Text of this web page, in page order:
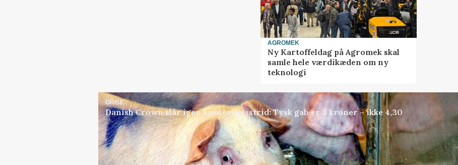
AGROMEK
Ny Kartoffeldag på Agromek skal
samle hele værdikæden om ny
teknologi
GRISE
Danish Crown slår igen i noteringsstrid: Tysk gab er 3 kroner – ikke 4,30
Annonce